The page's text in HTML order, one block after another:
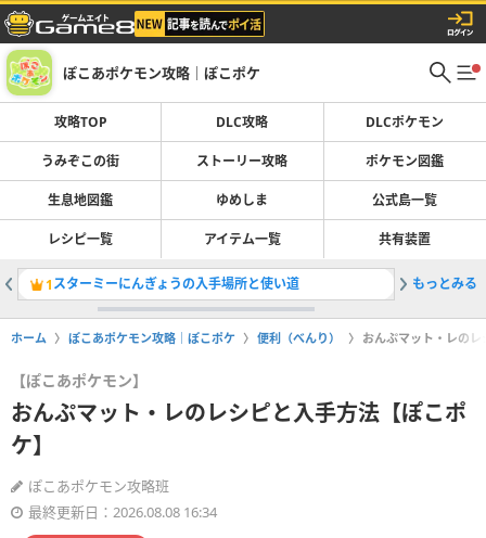
ぽこあポケモン攻略｜ぽこポケ
攻略TOP DLC攻略 DLCポケモン
うみぞこの街 ストーリー攻略 ポケモン図鑑
生息地図鑑 ゆめしま 公式島一覧
レシピ一覧 アイテム一覧 共有装置
1スターミーにんぎょうの入手場所と使い道 2ブクブ
もっとみる
ホーム ぽこあポケモン攻略｜ぽこポケ 便利（べんり） おんぷマット・レの
【ぽこあポケモン】
おんぷマット・レのレシピと入手方法【ぽこポ
ケ】
ぽこあポケモン攻略班
最終更新日：2026.08.08 16:34